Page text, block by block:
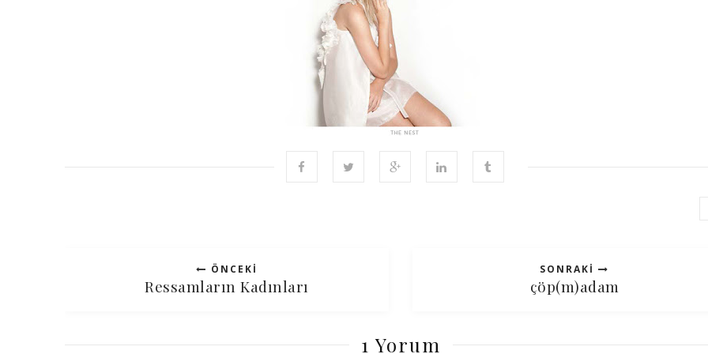
ÖNCEKI
Ressamların Kadınları
SONRAKI
çöp(m)adam
1 Yorum